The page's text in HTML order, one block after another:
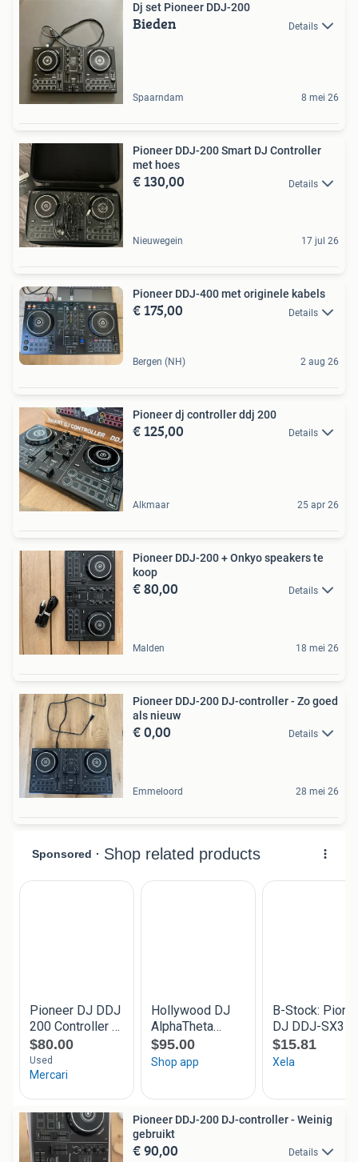
Dj set Pioneer DDJ-200
Bieden Details
Spaarndam 8 mei 26
Pioneer DDJ-200 Smart DJ Controller
met hoes
€ 130,00 Details
Nieuwegein 17 jul 26
Pioneer DDJ-400 met originele kabels
€ 175,00 Details
Bergen (NH) 2 aug 26
Pioneer dj controller ddj 200
€ 125,00 Details
Alkmaar 25 apr 26
Pioneer DDJ-200 + Onkyo speakers te
koop
€ 80,00 Details
Malden 18 mei 26
Pioneer DDJ-200 DJ-controller - Zo goed
als nieuw
€ 0,00 Details
Emmeloord 28 mei 26
Pioneer DDJ-200 DJ-controller - Weinig
gebruikt
€ 90,00 Details